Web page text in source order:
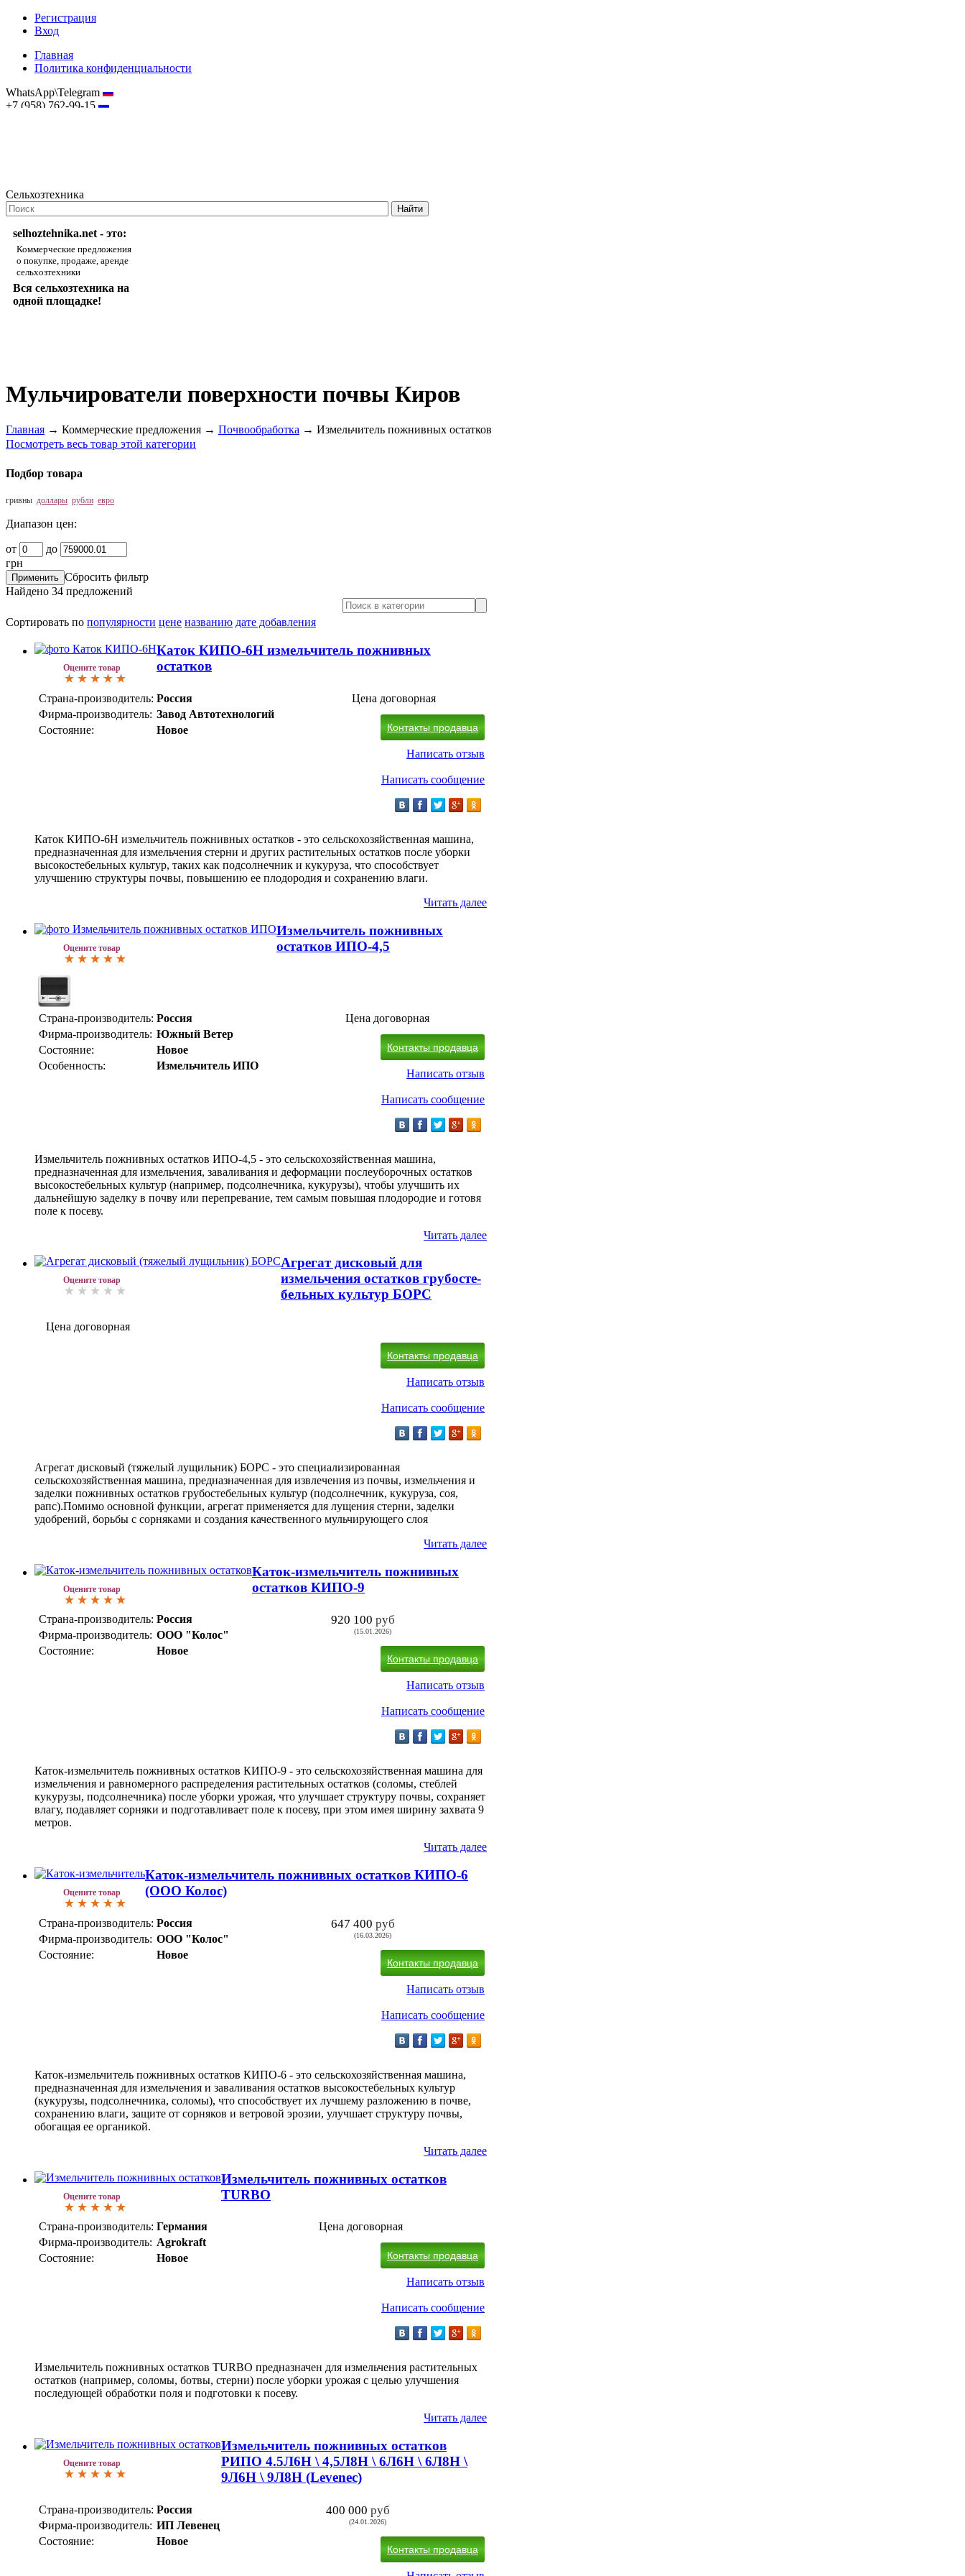
Регистрация
Вход
Главная
Политика конфиденциальности
WhatsApp\Telegram
+7 (958) 762-99-15
Сельхозтехника
selhoztehnika.net - это:
Коммерческие предложения
о покупке, продаже, аренде
сельхозтехники
Вся сельхозтехника на
одной площадке!
Мульчирователи поверхности почвы Киров
Главная → Коммерческие предложения → Почвообработка → Измельчитель пожнивных остатков
Посмотреть весь товар этой категории
Подбор товара
гривны доллары рубли евро
Диапазон цен:
от
до
грн
Сбросить фильтр
Найдено 34 предложений
Сортировать по популярности цене названию дате добавления
Оцените товар
Каток КИПО-6Н измельчитель пожнивных
остатков
Страна-производитель: Россия
Фирма-производитель: Завод Автотехнологий
Состояние:
Новое
Цена договорная
Контакты продавца
Написать отзыв
Написать сообщение
Каток КИПО-6Н измельчитель пожнивных остатков - это сельскохозяйственная машина,
предназначенная для измельчения стерни и других растительных остатков после уборки
высокостебельных культур, таких как подсолнечник и кукуруза, что способствует
улучшению структуры почвы, повышению ее плодородия и сохранению влаги.
Читать далее
Оцените товар
Измельчитель пожнивных
остатков ИПО-4,5
Страна-производитель: Россия
Фирма-производитель: Южный Ветер
Состояние:
Новое
Особенность:
Измельчитель ИПО
Цена договорная
Контакты продавца
Написать отзыв
Написать сообщение
Измельчитель пожнивных остатков ИПО-4,5 - это сельскохозяйственная машина,
предназначенная для измельчения, заваливания и деформации послеуборочных остатков
высокостебельных культур (например, подсолнечника, кукурузы), чтобы улучшить их
дальнейшую заделку в почву или перепревание, тем самым повышая плодородие и готовя
поле к посеву.
Читать далее
Оцените товар
Агрегат дисковый для
измельчения остатков грубосте-
бельных культур БОРС
Цена договорная
Контакты продавца
Написать отзыв
Написать сообщение
Агрегат дисковый (тяжелый лущильник) БОРС - это специализированная
сельскохозяйственная машина, предназначенная для извлечения из почвы, измельчения и
заделки пожнивных остатков грубостебельных культур (подсолнечник, кукуруза, соя,
рапс).Помимо основной функции, агрегат применяется для лущения стерни, заделки
удобрений, борьбы с сорняками и создания качественного мульчирующего слоя
Читать далее
Оцените товар
Каток-измельчитель пожнивных
остатков КИПО-9
Страна-производитель: Россия
Фирма-производитель: ООО "Колос"
Состояние:
Новое
920 100 руб
(15.01.2026)
Контакты продавца
Написать отзыв
Написать сообщение
Каток-измельчитель пожнивных остатков КИПО-9 - это сельскохозяйственная машина для
измельчения и равномерного распределения растительных остатков (соломы, стеблей
кукурузы, подсолнечника) после уборки урожая, что улучшает структуру почвы, сохраняет
влагу, подавляет сорняки и подготавливает поле к посеву, при этом имея ширину захвата 9
метров.
Читать далее
Оцените товар
Каток-измельчитель пожнивных остатков КИПО-6
(ООО Колос)
Страна-производитель: Россия
Фирма-производитель: ООО "Колос"
Состояние:
Новое
647 400 руб
(16.03.2026)
Контакты продавца
Написать отзыв
Написать сообщение
Каток-измельчитель пожнивных остатков КИПО-6 - это сельскохозяйственная машина,
предназначенная для измельчения и заваливания остатков высокостебельных культур
(кукурузы, подсолнечника, соломы), что способствует их лучшему разложению в почве,
сохранению влаги, защите от сорняков и ветровой эрозии, улучшает структуру почвы,
обогащая ее органикой.
Читать далее
Оцените товар
Измельчитель пожнивных остатков
TURBO
Страна-производитель: Германия
Фирма-производитель: Agrokraft
Состояние:
Новое
Цена договорная
Контакты продавца
Написать отзыв
Написать сообщение
Измельчитель пожнивных остатков TURBO предназначен для измельчения растительных
остатков (например, соломы, ботвы, стерни) после уборки урожая с целью улучшения
последующей обработки поля и подготовки к посеву.
Читать далее
Оцените товар
Измельчитель пожнивных остатков
РИПО 4.5Л6Н \ 4,5Л8Н \ 6Л6Н \ 6Л8Н \
9Л6Н \ 9Л8Н (Levenec)
Страна-производитель: Россия
Фирма-производитель: ИП Левенец
Состояние:
Новое
400 000 руб
(24.01.2026)
Контакты продавца